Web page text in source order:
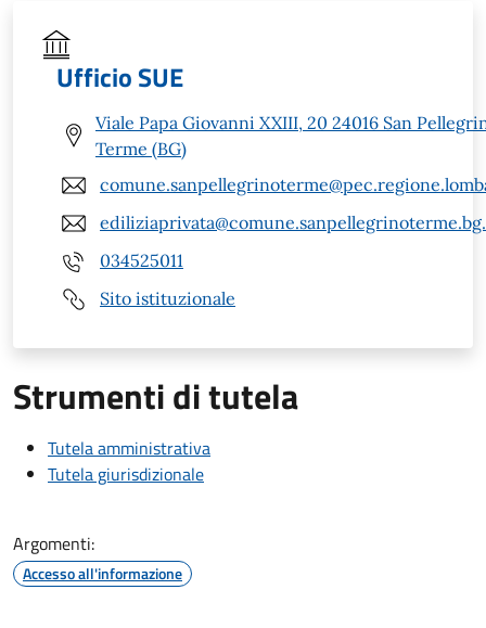
Ufficio SUE
Viale Papa Giovanni XXIII, 20 24016 San
Terme (BG)
034525011
Sito istituzionale
Strumenti di tutela
Tutela amministrativa
Tutela giurisdizionale
Argomenti:
Accesso all'informazione